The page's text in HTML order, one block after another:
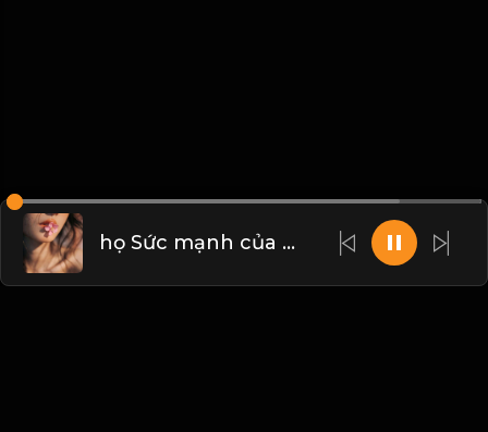
họ Sức mạnh của 2 chữ chờ đợi! Đạo